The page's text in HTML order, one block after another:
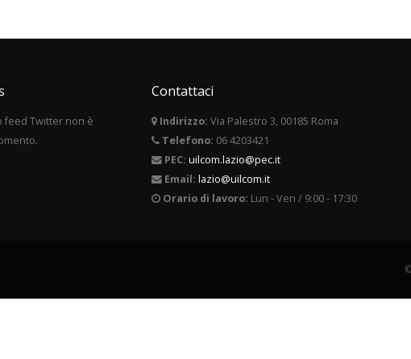
feed Twitter non è
Contattaci
Indirizzo: Via Palestro 3, 00185 Roma
Telefono: 06 4203421
PEC: uilcom.lazio@pec.it
Email: lazio@uilcom.it
Orario di lavoro: Lun - Ven / 9:00 - 17:30